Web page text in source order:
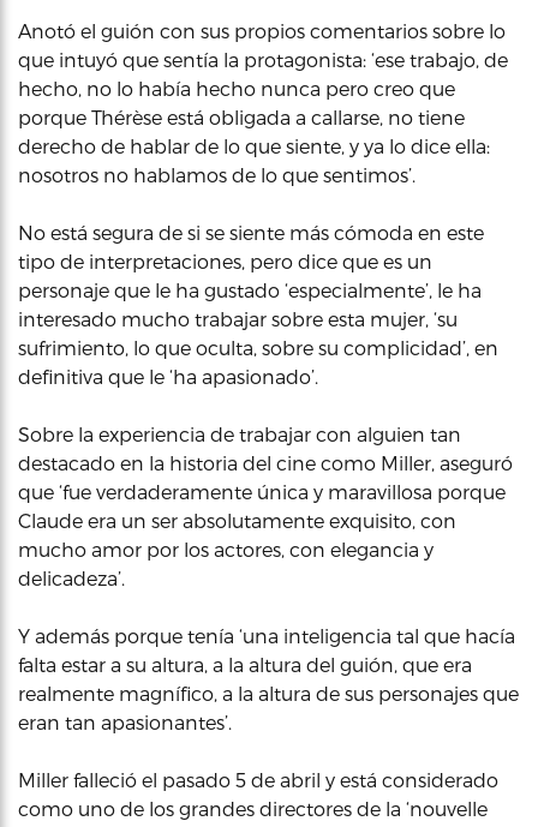
Anotó el guión con sus propios comentarios sobre lo
que intuyó que sentía la protagonista: ‘ese trabajo, de
hecho, no lo había hecho nunca pero creo que
porque Thérèse está obligada a callarse, no tiene
derecho de hablar de lo que siente, y ya lo dice ella:
nosotros no hablamos de lo que sentimos’.
No está segura de si se siente más cómoda en este
tipo de interpretaciones, pero dice que es un
personaje que le ha gustado ‘especialmente’, le ha
interesado mucho trabajar sobre esta mujer, ‘su
sufrimiento, lo que oculta, sobre su complicidad’, en
definitiva que le ‘ha apasionado’.
Sobre la experiencia de trabajar con alguien tan
destacado en la historia del cine como Miller, aseguró
que ‘fue verdaderamente única y maravillosa porque
Claude era un ser absolutamente exquisito, con
mucho amor por los actores, con elegancia y
delicadeza’.
Y además porque tenía ‘una inteligencia tal que hacía
falta estar a su altura, a la altura del guión, que era
realmente magnífico, a la altura de sus personajes que
eran tan apasionantes’.
Miller falleció el pasado 5 de abril y está considerado
como uno de los grandes directores de la ‘nouvelle